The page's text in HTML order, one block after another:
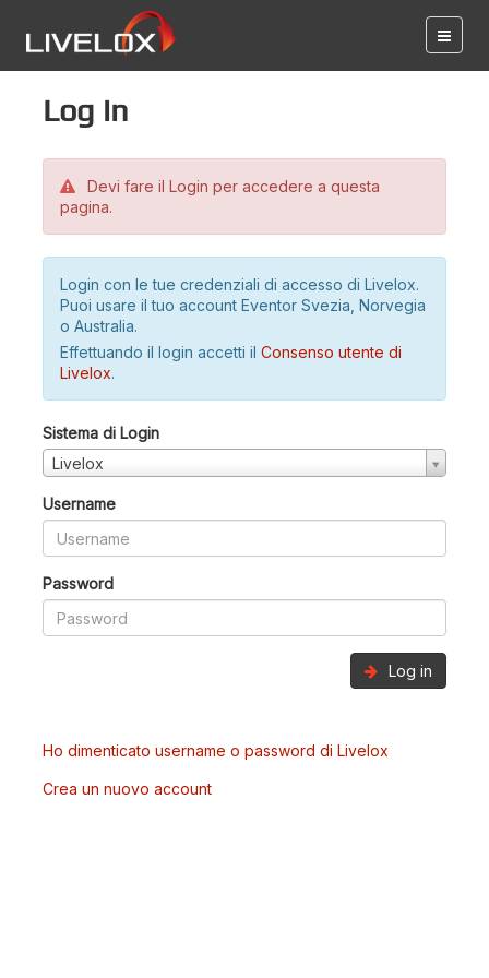
Log in
Devi fare il Login per accedere a questa
pagina.
Login con le tue credenziali di accesso di Livelox.
Puoi usare il tuo account Eventor Svezia, Norvegia
o Australia.
Effettuando il login accetti il Consenso utente di
Livelox.
Sistema di Login
Livelox
Username
Password
Log in
Ho dimenticato username o password di Livelox
Crea un nuovo account